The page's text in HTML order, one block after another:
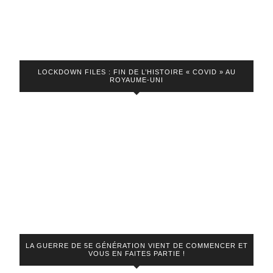
LOCKDOWN FILES : FIN DE L’HISTOIRE « COVID » AU
ROYAUME-UNI
LA GUERRE DE 5E GÉNÉRATION VIENT DE COMMENCER ET
VOUS EN FAITES PARTIE !